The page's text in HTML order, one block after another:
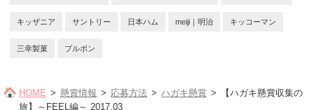
キッザニア サントリー 日本ハム meiji｜明治 キッコーマン
三幸製菓 ブルボン
HOME 懸賞情報 応募方法 ハガキ懸賞
【ハガキ懸賞収集の
旅】～FEEL編～ 2017.03